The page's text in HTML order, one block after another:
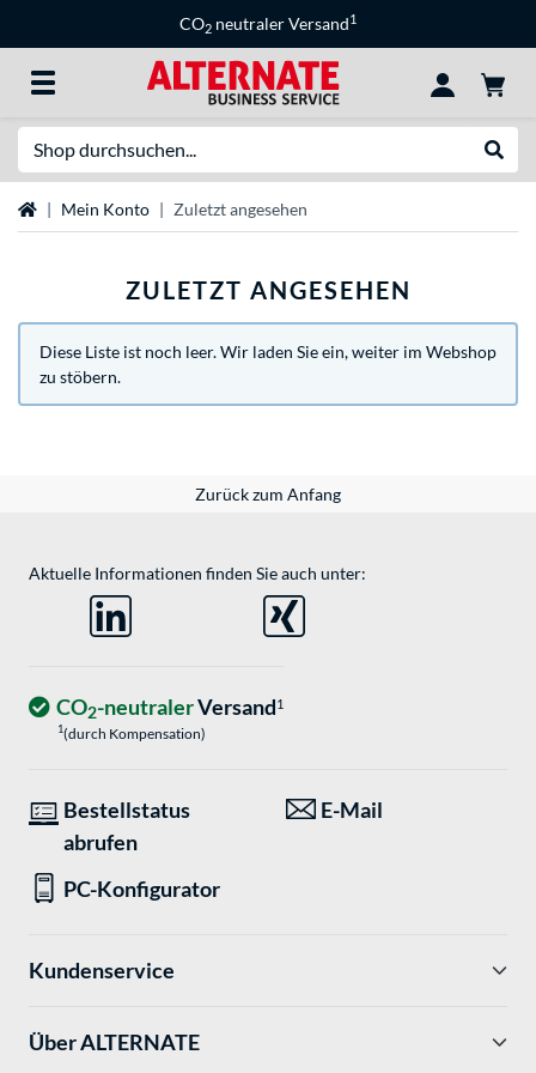
CO2 neutraler Versand1
StartseiteMein Konto Zuletzt angesehen
ZULETZT ANGESEHEN
Diese Liste ist noch leer. Wir laden Sie ein, weiter im Webshop
zu stöbern.
Zurück zum Anfang
Aktuelle Informationen finden Sie auch unter:
CO2-neutralerVersand1
1(durch Kompensation)
Bestellstatus
abrufen
E-Mail
PC-Konfigurator
Kundenservice
Über ALTERNATE